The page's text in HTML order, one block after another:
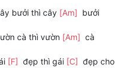
bưởi thì cây [Am] bưởi
cà thì vườn [Am] cà
[F] đẹp thì gái [C] đẹp cho